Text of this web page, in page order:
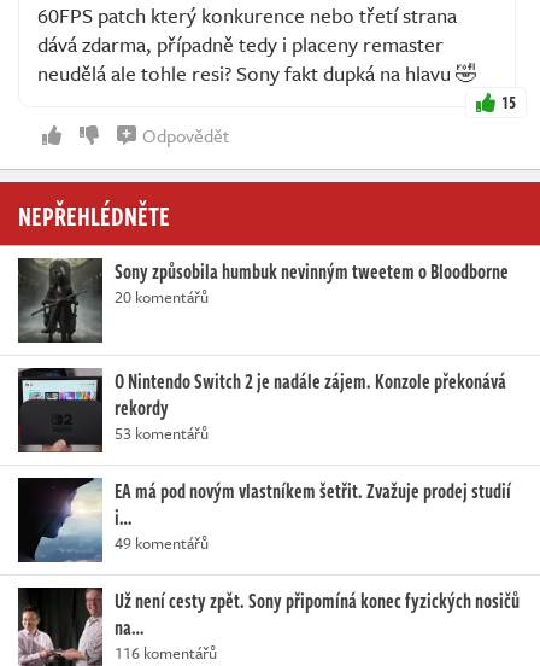
60FPS patch který konkurence nebo třetí strana
dává zdarma, případně tedy i placeny remaster
neudělá ale tohle resi? Sony fakt dupká na hlavu 🤣
15
Odpovědět
NEPŘEHLÉDNĚTE
Sony způsobila humbuk nevinným tweetem o Bloodborne
20 komentářů
O Nintendo Switch 2 je nadále zájem. Konzole překonává
rekordy
53 komentářů
EA má pod novým vlastníkem šetřit. Zvažuje prodej studií
i…
49 komentářů
Už není cesty zpět. Sony připomíná konec fyzických nosičů
na…
116 komentářů